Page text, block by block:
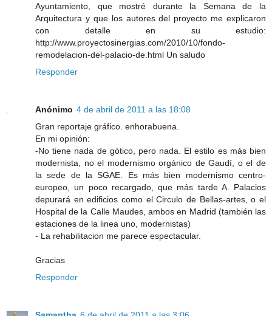
Ayuntamiento, que mostré durante la Semana de la
Arquitectura y que los autores del proyecto me explicaron
con detalle en su estudio:
http://www.proyectosinergias.com/2010/10/fondo-
remodelacion-del-palacio-de.html Un saludo
Responder
Anónimo 4 de abril de 2011 a las 18:08
Gran reportaje gráfico. enhorabuena.
En mi opinión:
-No tiene nada de gótico, pero nada. El estilo es más bien
modernista, no el modernismo orgánico de Gaudí, o el de
la sede de la SGAE. Es más bien modernismo centro-
europeo, un poco recargado, que más tarde A. Palacios
depurará en edificios como el Circulo de Bellas-artes, o el
Hospital de la Calle Maudes, ambos en Madrid (también las
estaciones de la linea uno, modernistas)
- La rehabilitacion me parece espectacular.
Gracias
Responder